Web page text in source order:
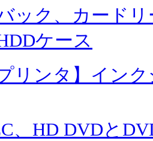
ック、カード
ケース
プリンタ】イン
、HD DVDと